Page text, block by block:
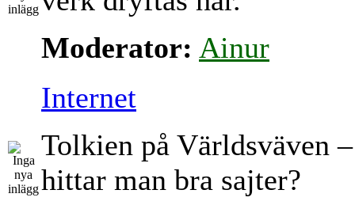
Moderator: Ainur
Internet
Tolkien på Världsväven
hittar man bra sajter?